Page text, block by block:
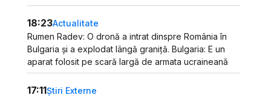
18:23Actualitate
Rumen Radev: O dronă a intrat dinspre România în
Bulgaria și a explodat lângă graniță. Bulgaria: E un
aparat folosit pe scară largă de armata ucraineană
17:11Știri Externe